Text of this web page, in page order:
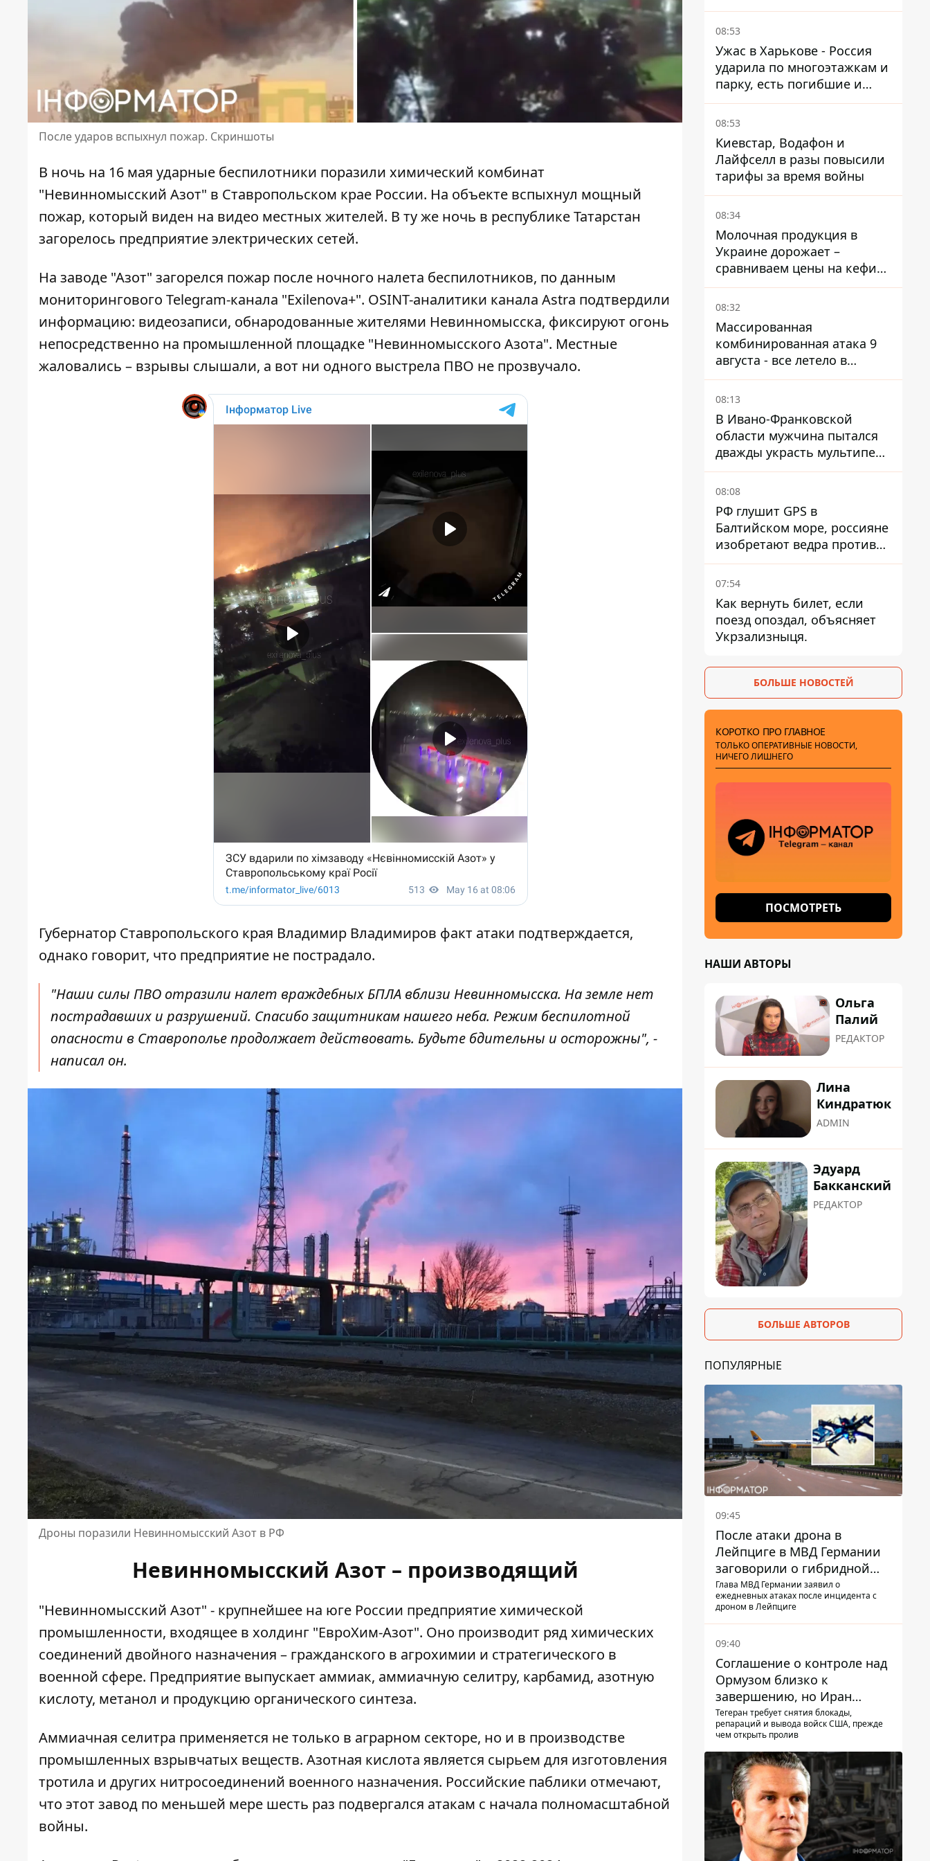
После ударов вспыхнул пожар. Скриншоты
В ночь на 16 мая ударные беспилотники поразили химический комбинат
"Невинномысский Азот" в Ставропольском крае России. На объекте вспыхнул мощный
пожар, который виден на видео местных жителей. В ту же ночь в республике Татарстан
загорелось предприятие электрических сетей.
На заводе "Азот" загорелся пожар после ночного налета беспилотников, по данным
мониторингового Telegram-канала "Exilenova+". OSINT-аналитики канала Astra подтвердили
информацию: видеозаписи, обнародованные жителями Невинномысска, фиксируют огонь
непосредственно на промышленной площадке "Невинномысского Азота". Местные
жаловались – взрывы слышали, а вот ни одного выстрела ПВО не прозвучало.
Губернатор Ставропольского края Владимир Владимиров факт атаки подтверждается,
однако говорит, что предприятие не пострадало.
"Наши силы ПВО отразили налет враждебных БПЛА вблизи Невинномысска. На земле нет
пострадавших и разрушений. Спасибо защитникам нашего неба. Режим беспилотной
опасности в Ставрополье продолжает действовать. Будьте бдительны и осторожны", -
написал он.
Дроны поразили Невинномысский Азот в РФ
Невинномысский Азот – производящий
"Невинномысский Азот" - крупнейшее на юге России предприятие химической
промышленности, входящее в холдинг "ЕвроХим-Азот". Оно производит ряд химических
соединений двойного назначения – гражданского в агрохимии и стратегического в
военной сфере. Предприятие выпускает аммиак, аммиачную селитру, карбамид, азотную
кислоту, метанол и продукцию органического синтеза.
Аммиачная селитра применяется не только в аграрном секторе, но и в производстве
промышленных взрывчатых веществ. Азотная кислота является сырьем для изготовления
тротила и других нитросоединений военного назначения. Российские паблики отмечают,
что этот завод по меньшей мере шесть раз подвергался атакам с начала полномасштабной
войны.
каналы предполагают удар
по порту
08:53
Ужас в Харькове - Россия
ударила по многоэтажкам и
парку, есть погибшие и
раненые
08:53
Киевстар, Водафон и
Лайфселл в разы повысили
тарифы за время войны
08:34
Молочная продукция в
Украине дорожает –
сравниваем цены на кефир
в супермаркетах
08:32
Массированная
комбинированная атака 9
августа - все летело в
Одессу, есть карта полета
ракет
08:13
В Ивано-Франковской
области мужчина пытался
дважды украсть мультипечь
из Эпицентра - суд вынес
приговор
08:08
РФ глушит GPS в
Балтийском море, россияне
изобретают ведра против
РЭБ
07:54
Как вернуть билет, если
поезд опоздал, объясняет
Укрзализныця.
БОЛЬШЕ НОВОСТЕЙ
КОРОТКО ПРО ГЛАВНОЕ
ТОЛЬКО ОПЕРАТИВНЫЕ НОВОСТИ,
НИЧЕГО ЛИШНЕГО
ПОСМОТРЕТЬ
НАШИ АВТОРЫ
Ольга
Палий
РЕДАКТОР
Лина
Киндратюк
ADMIN
Эдуард
Бакканский
РЕДАКТОР
БОЛЬШЕ АВТОРОВ
ПОПУЛЯРНЫЕ
09:45
После атаки дрона в
Лейпциге в МВД Германии
заговорили о гибридной
войне – мы ежедневно цель
Глава МВД Германии заявил о
ежедневных атаках после инцидента с
дроном в Лейпциге
09:40
Соглашение о контроле над
Ормузом близко к
завершению, но Иран
выдвинул новые
требования – СМИ
Тегеран требует снятия блокады,
репараций и вывода войск США, прежде
чем открыть пролив